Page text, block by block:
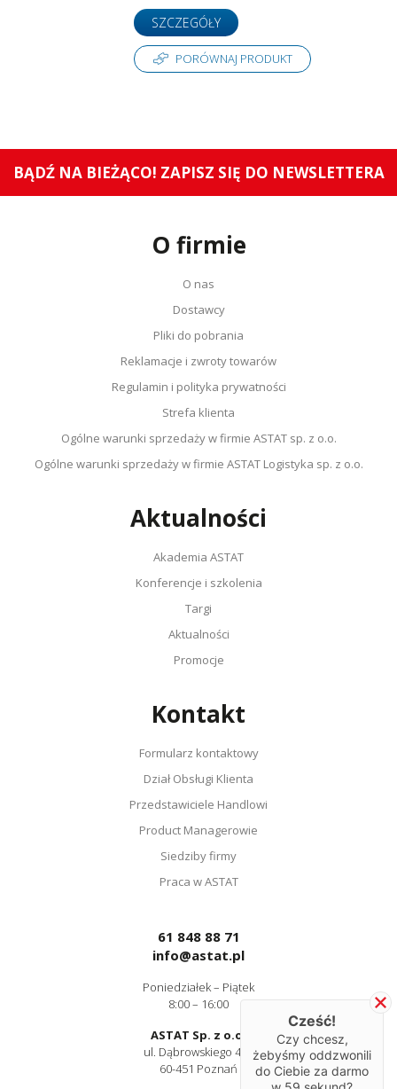
SZCZEGÓŁY
PORÓWNAJ PRODUKT
BĄDŹ NA BIEŻĄCO! ZAPISZ SIĘ DO NEWSLETTERA
O firmie
O nas
Dostawcy
Pliki do pobrania
Reklamacje i zwroty towarów
Regulamin i polityka prywatności
Strefa klienta
Ogólne warunki sprzedaży w firmie ASTAT sp. z o.o.
Ogólne warunki sprzedaży w firmie ASTAT Logistyka sp. z o.o.
Aktualności
Akademia ASTAT
Konferencje i szkolenia
Targi
Aktualności
Promocje
Kontakt
Formularz kontaktowy
Dział Obsługi Klienta
Przedstawiciele Handlowi
Product Managerowie
Siedziby firmy
Praca w ASTAT
61 848 88 71
info@astat.pl
Poniedziałek – Piątek
8:00 – 16:00
ASTAT Sp. z o.o.
ul. Dąbrowskiego 441
60-451 Poznań
Cześć!
Czy chcesz,
żebyśmy oddzwonili
do Ciebie za darmo